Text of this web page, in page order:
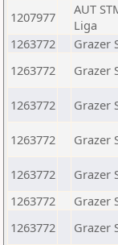
1207977
AUT
Liga
1263772
Grazer
1263772
Grazer
1263772 Grazer
1263772 Grazer
1263772 Grazer
1263772
Grazer
1263772
Grazer